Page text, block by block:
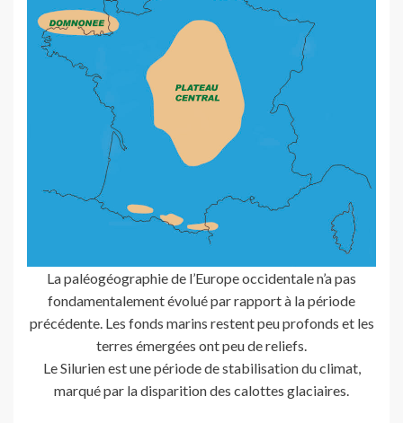
La paléogéographie de l’Europe occidentale n’a pas
fondamentalement évolué par rapport à la période
précédente. Les fonds marins restent peu profonds et les
terres émergées ont peu de reliefs.
Le Silurien est une période de stabilisation du climat,
marqué par la disparition des calottes glaciaires.